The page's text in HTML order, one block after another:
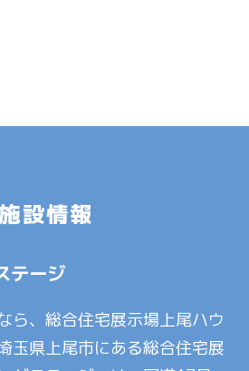
設情報
テージ
ら、総合住宅展示場上尾ハウ
玉県上尾市にある総合住宅展